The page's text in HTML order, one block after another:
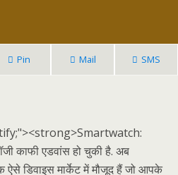
Pin Mail SMS
काफी एडवांस हो चुकी है. अब
ऐसे डिवाइस मार्केट में मौजूद हैं जो आपके